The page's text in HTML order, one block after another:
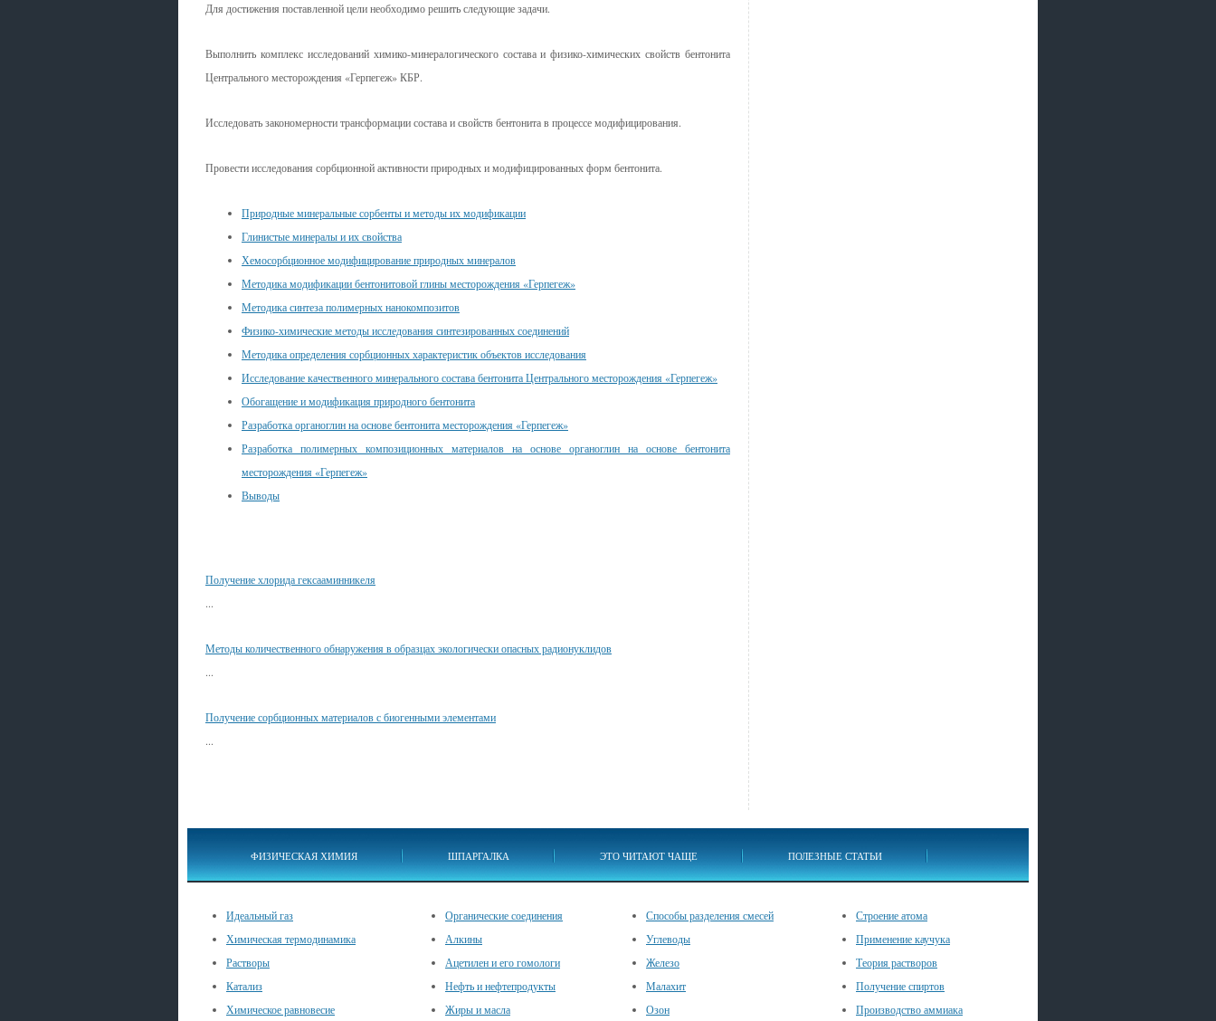
Для достижения поставленной цели необходимо решить следующие задачи.
Выполнить комплекс исследований химико-минералогического состава и физико-химических свойств бентонита
Центрального месторождения «Герпегеж» КБР.
Исследовать закономерности трансформации состава и свойств бентонита в процессе модифицирования.
Провести исследования сорбционной активности природных и модифицированных форм бентонита.
Природные минеральные сорбенты и методы их модификации
Глинистые минералы и их свойства
Хемосорбционное модифицирование природных минералов
Методика модификации бентонитовой глины месторождения «Герпегеж»
Методика синтеза полимерных нанокомпозитов
Физико-химические методы исследования синтезированных соединений
Методика определения сорбционных характеристик объектов исследования
Исследование качественного минерального состава бентонита Центрального месторождения «Герпегеж»
Обогащение и модификация природного бентонита
Разработка органоглин на основе бентонита месторождения «Герпегеж»
Разработка полимерных композиционных материалов на основе органоглин на основе бентонита
месторождения «Герпегеж»
Выводы
Получение хлорида гексааминникеля
...
Методы количественного обнаружения в образцах экологически опасных радионуклидов
...
Получение сорбционных материалов с биогенными элементами
...
ФИЗИЧЕСКАЯ ХИМИЯ ШПАРГАЛКА ЭТО ЧИТАЮТ ЧАЩЕ ПОЛЕЗНЫЕ СТАТЬИ
Идеальный газ
Химическая термодинамика
Растворы
Катализ
Химическое равновесие
Органические соединения
Алкины
Ацетилен и его гомологи
Нефть и нефтепродукты
Жиры и масла
Способы разделения смесей
Углеводы
Железо
Малахит
Озон
Строение атома
Применение каучука
Теория растворов
Получение спиртов
Производство аммиака